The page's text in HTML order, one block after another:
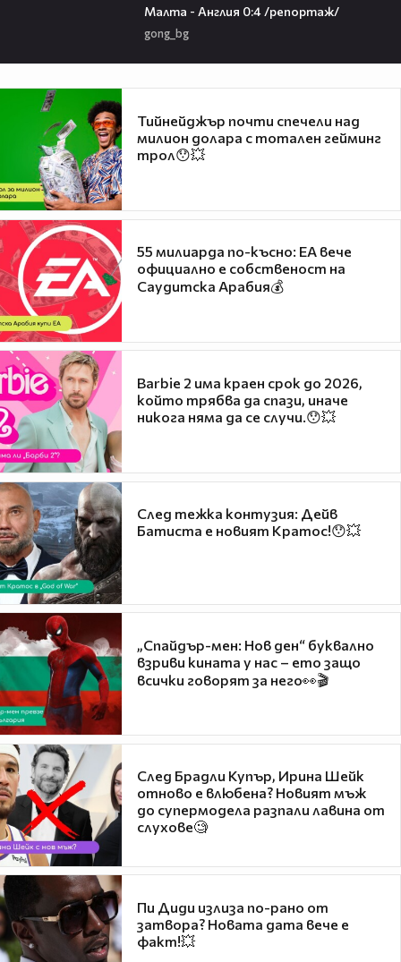
Малта - Англия 0:4 /репортаж/
gong_bg
Тийнейджър почти спечели над
милион долара с тотален гейминг
трол😯💥
55 милиарда по-късно: EA вече
официално е собственост на
Саудитска Арабия💰
Barbie 2 има краен срок до 2026,
който трябва да спази, иначе
никога няма да се случи.😯💥
След тежка контузия: Дейв
Батиста е новият Кратос!😯💥
„Спайдър-мен: Нов ден“ буквално
взриви кината у нас – ето защо
всички говорят за него👀🎬
След Брадли Купър, Ирина Шейк
отново е влюбена? Новият мъж
до супермодела разпали лавина от
слухове🧐
Пи Диди излиза по-рано от
затвора? Новата дата вече е
факт!💥